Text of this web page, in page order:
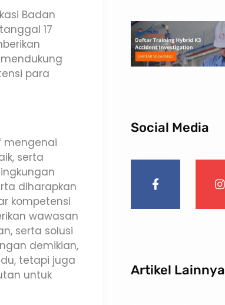
Badan
17
para
mengenai
serta
diharapkan
kompetensi
wawasan
serta solusi
demikian,
tetapi juga
untuk
Social Media
Artikel Lainnya